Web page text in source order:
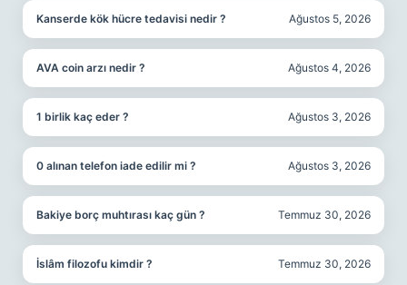
Kanserde kök hücre tedavisi nedir ? Ağustos 5, 2026
AVA coin arzı nedir ? Ağustos 4, 2026
1 birlik kaç eder ? Ağustos 3, 2026
0 alınan telefon iade edilir mi ? Ağustos 3, 2026
Bakiye borç muhtırası kaç gün ? Temmuz 30, 2026
İslâm filozofu kimdir ? Temmuz 30, 2026